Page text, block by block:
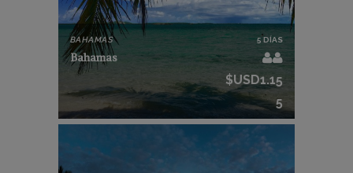
BAHAMAS
Bahamas
5 DÍAS
$USD1.15
5